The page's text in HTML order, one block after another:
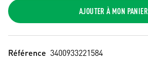
AJOUTER À MON PANIER
Référence 3400933221584